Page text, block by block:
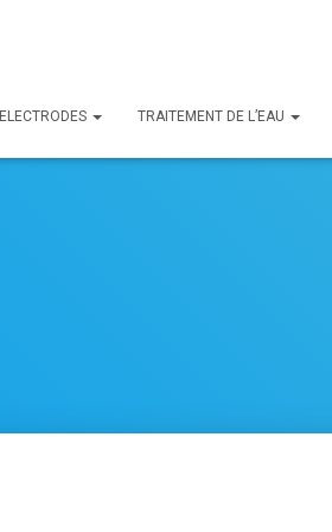
ELECTRODES TRAITEMENT DE L’EAU